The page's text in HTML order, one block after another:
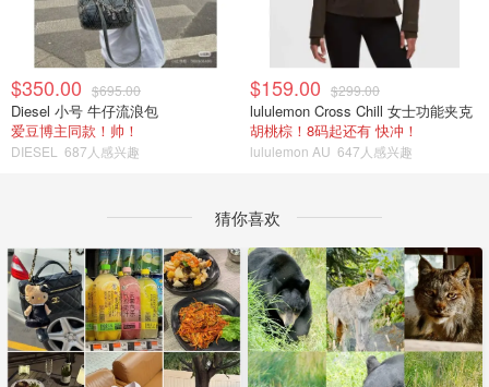
$350.00 $695.00
Diesel 小号 牛仔流浪包
爱豆博主同款！帅！
DIESEL 687人感兴趣
$159.00 $299.00
lululemon Cross Chill 女士功能夹克
胡桃棕！8码起还有 快冲！
lululemon AU 647人感兴趣
猜你喜欢